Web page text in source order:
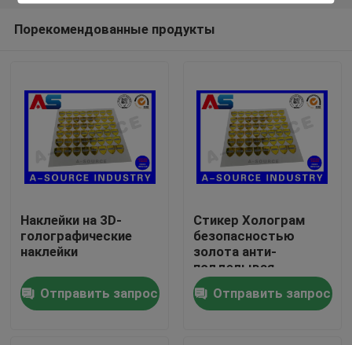
Дом
Продукты
Порекомендованные продукты
Наклейки на 3D-
голографические
наклейки
Отправить запрос
Стикер Холограм
безопасностью
золота анти-
подделывая
изготовленный на
заказ с верхним
слоем серийного
Отправить запрос